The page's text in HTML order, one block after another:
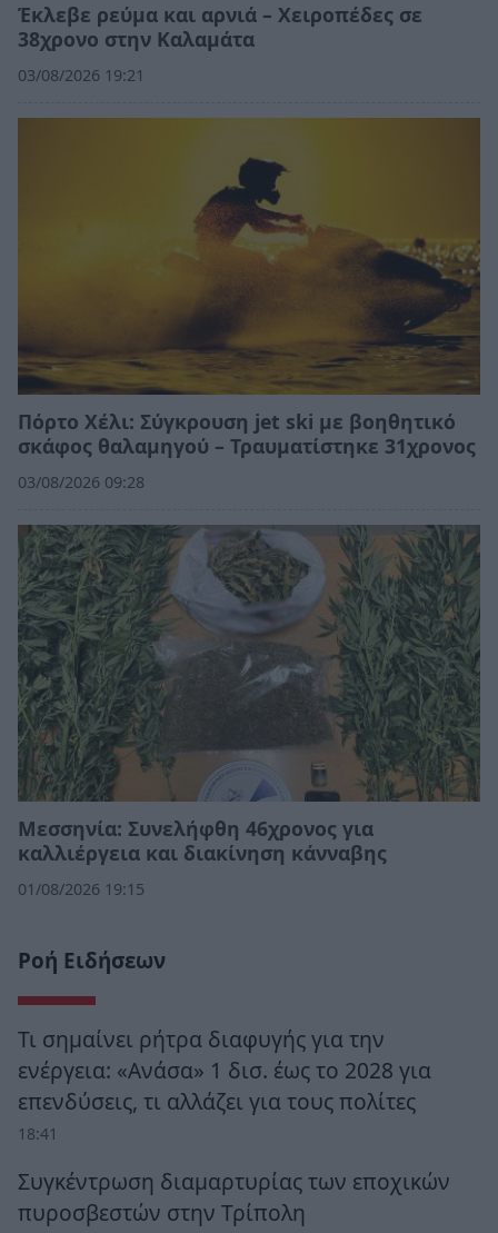
Έκλεβε ρεύμα και αρνιά – Χειροπέδες σε
38χρονο στην Καλαμάτα
03/08/2026 19:21
Πόρτο Χέλι: Σύγκρουση jet ski με βοηθητικό
σκάφος θαλαμηγού – Τραυματίστηκε 31χρονος
03/08/2026 09:28
Μεσσηνία: Συνελήφθη 46χρονος για
καλλιέργεια και διακίνηση κάνναβης
01/08/2026 19:15
Ροή Ειδήσεων
Τι σημαίνει ρήτρα διαφυγής για την
ενέργεια: «Ανάσα» 1 δισ. έως το 2028 για
επενδύσεις, τι αλλάζει για τους πολίτες
18:41
Συγκέντρωση διαμαρτυρίας των εποχικών
πυροσβεστών στην Τρίπολη